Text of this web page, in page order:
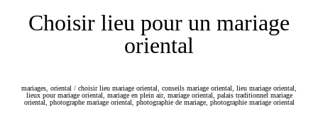
Choisir lieu pour un mariage
oriental
mariages oriental / choisir lieu mariage oriental conseils mariage oriental lieu mariage oriental
lieux pour mariage oriental
mariage en plein air, mariage oriental
palais traditionnel mariage
oriental
photographe mariage oriental photographie de mariage, photographie mariage oriental